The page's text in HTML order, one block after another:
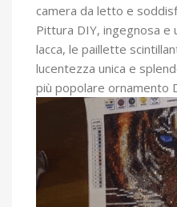
camera da letto e
Pittura DIY, ingegnosa e
lacca, le paillette
lucentezza unica e
più popolare ornamento